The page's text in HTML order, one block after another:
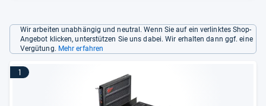
Wir arbeiten unabhängig und neutral. Wenn Sie auf ein verlinktes Shop-
Angebot klicken, unterstützen Sie uns dabei. Wir erhalten dann ggf. eine
Vergütung. Mehr erfahren
1